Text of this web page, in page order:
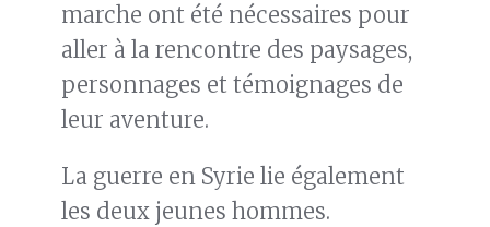
marche ont été nécessaires pour
aller à la rencontre des paysages,
personnages et témoignages de
leur aventure.
La guerre en Syrie lie également
les deux jeunes hommes.